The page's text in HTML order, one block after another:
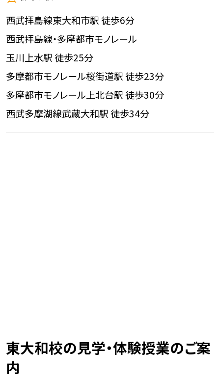
西武拝島線東大和市駅 徒歩6分
西武拝島線・多摩都市モノレール
玉川上水駅 徒歩25分
多摩都市モノレール桜街道駅 徒歩23分
多摩都市モノレール上北台駅 徒歩30分
西武多摩湖線武蔵大和駅 徒歩34分
東大和校の見学・体験授業のご案
内